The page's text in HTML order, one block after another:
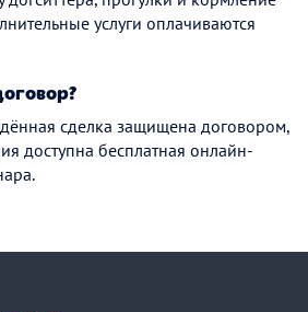
услуги оплачиваются
сделка защищена договором,
доступна бесплатная онлайн-